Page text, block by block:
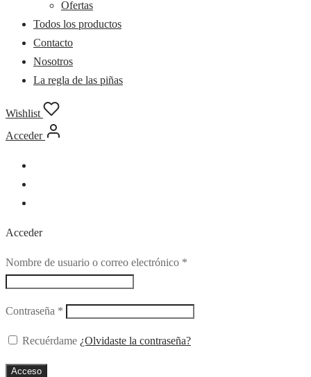
Ofertas
Todos los productos
Contacto
Nosotros
La regla de las piñas
Wishlist
Acceder
Acceder
Nombre de usuario o correo electrónico *
Contraseña *
Recuérdame ¿Olvidaste la contraseña?
Acceso